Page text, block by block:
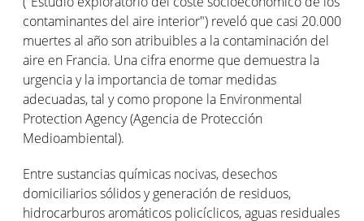
contaminantes del aire interior") reveló que casi 20.000
muertes al año son atribuibles a la contaminación del
aire en Francia. Una cifra enorme que demuestra la
urgencia y la importancia de tomar medidas
adecuadas, tal y como propone la Environmental
Protection Agency (Agencia de Protección
Medioambiental).
Entre sustancias químicas nocivas, desechos
domiciliarios sólidos y generación de residuos,
hidrocarburos aromáticos policíclicos, aguas residuales